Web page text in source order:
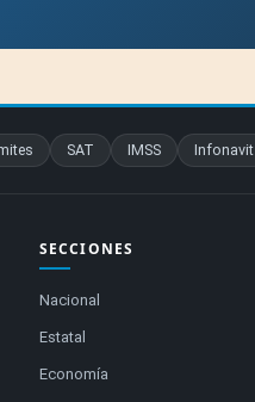
SAT IMSS Infonavit
SECCIONES
Nacional
Estatal
Economía